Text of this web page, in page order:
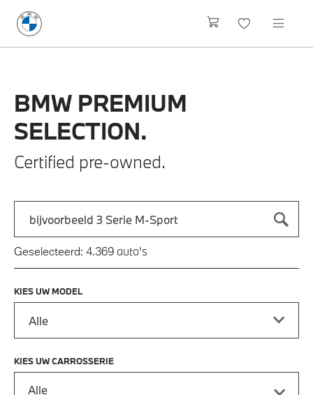
BMW PREMIUM
SELECTION.
Certified pre-owned.
Zoek naar een automodel, bijvoorbeeld 3 Serie M-Sport
Typ een automodel in en druk op enter om te zoeken
Geselecteerd: 4.369 auto's
KIES UW MODEL
KIES UW CARROSSERIE
Alle